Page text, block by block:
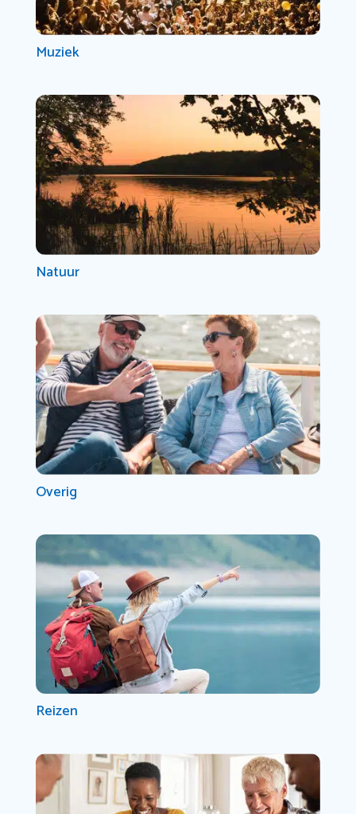
Muziek
Natuur
Overig
Reizen